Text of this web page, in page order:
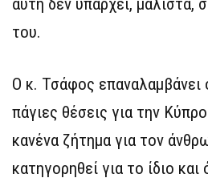
αυτή δεν υπάρχει, μάλιστα,
του.
Ο κ. Τσάφος επαναλαμβάνει
πάγιες θέσεις για την
κανένα ζήτημα για τον
κατηγορηθεί για το ίδιο